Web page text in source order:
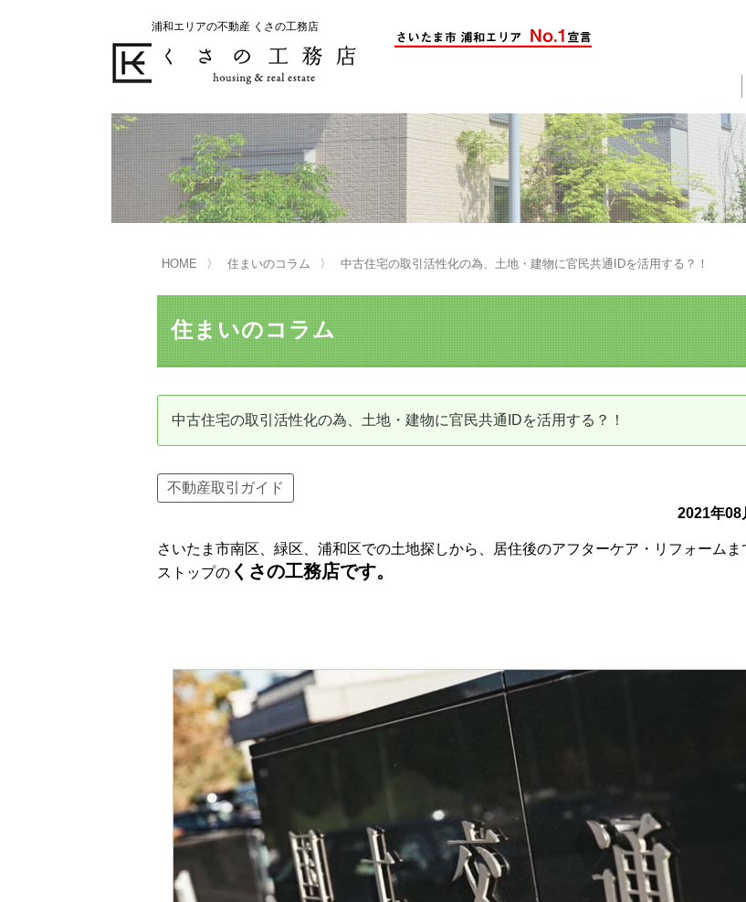
浦和エリアの不動産 くさの工務店
不動産の売却をお考えのお客様
くさの工務店が選ばれる理由 売却活動 売却されたお客様
買い替えサポート はじめての売却 不動産売却成功の
不動産の相続 売却前の修繕・リフォーム
売却の流れ（手順）
不動産売却の詳しい流れ
不動産の引き渡し 不動産の残代金の受領について 不動産売却後の税金
不動産の購入をお考えのお客様
くさの工務店が選ばれる理由 購入されたお客様の声 不動産購入に関す
住宅ローン控除・消費税について
リニュアル仲介とは
資産価値の減りにくい住宅購入 中古だから安心して購入できる仕組み リニュアル仲介で
HOME 住まいのコラム 中古住宅の取引活性化の為、土地・建物に官民共通IDを活用する？！
住まいのコラム
中古住宅の取引活性化の為、土地・建物に官民共通IDを活用する？！
不動産取引ガイド
2021年08
さいたま市南区、緑区、浦和区での土地探しから、居住後のアフターケア・リフォームま
ストップの くさの工務店です。